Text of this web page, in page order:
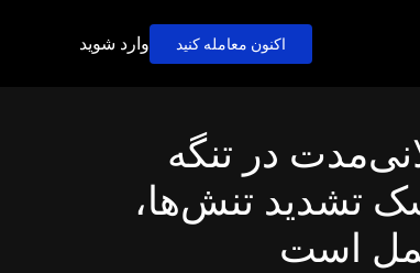
اکنون معامله کنید وارد شوید
در تنگه
تشدید تنش‌ها،
است